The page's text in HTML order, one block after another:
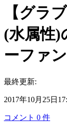
【グラ
(水属性)
ーファ
最終更新:
2017年10月25日
コメント 0 件